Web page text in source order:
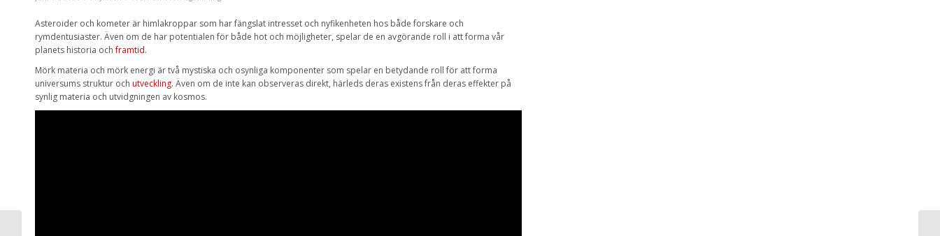
Asteroider och kometer är himlakroppar som har fängslat intresset och nyfikenheten hos både forskare och
rymdentusiaster. Även om de har potentialen för både hot och möjligheter, spelar de en avgörande roll i att forma vår
planets historia ochframtid.
Mörk materia och mörk energi är två mystiska och osynliga komponenter som spelar en betydande roll för att forma
universums struktur och utveckling. Även om de inte kan observeras direkt, härleds deras existens från deras effekter på
synlig materia och utvidgningen av kosmos.